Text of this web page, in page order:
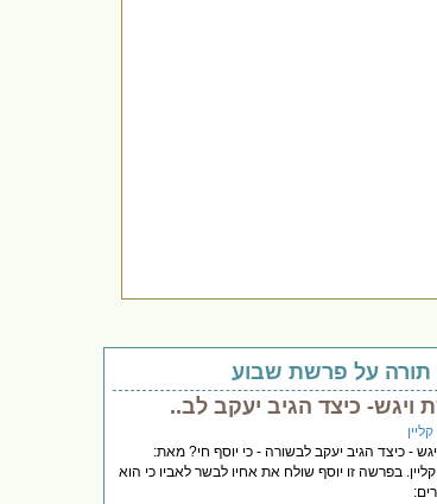
תורה על פרשת שבוע
ויגש- כיצד הגיב יעקב לב..
- כיצד הגיב יעקב לבשורה - כי יוסף חי? מאת:
בפרשה זו יוסף שולח את אחיו לבשר לאביו כי הוא